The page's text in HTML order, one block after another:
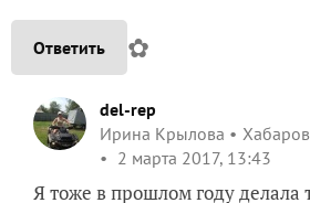
Ответить ✿
del-rep
Ирина Крылова
2 марта 2017, 13:43
Я тоже в прошлом году делала